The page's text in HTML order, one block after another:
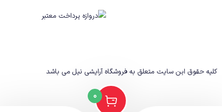
کلیه حقوق این سایت متعلق به فروشگاه آرایشی نیلمی باشد
0